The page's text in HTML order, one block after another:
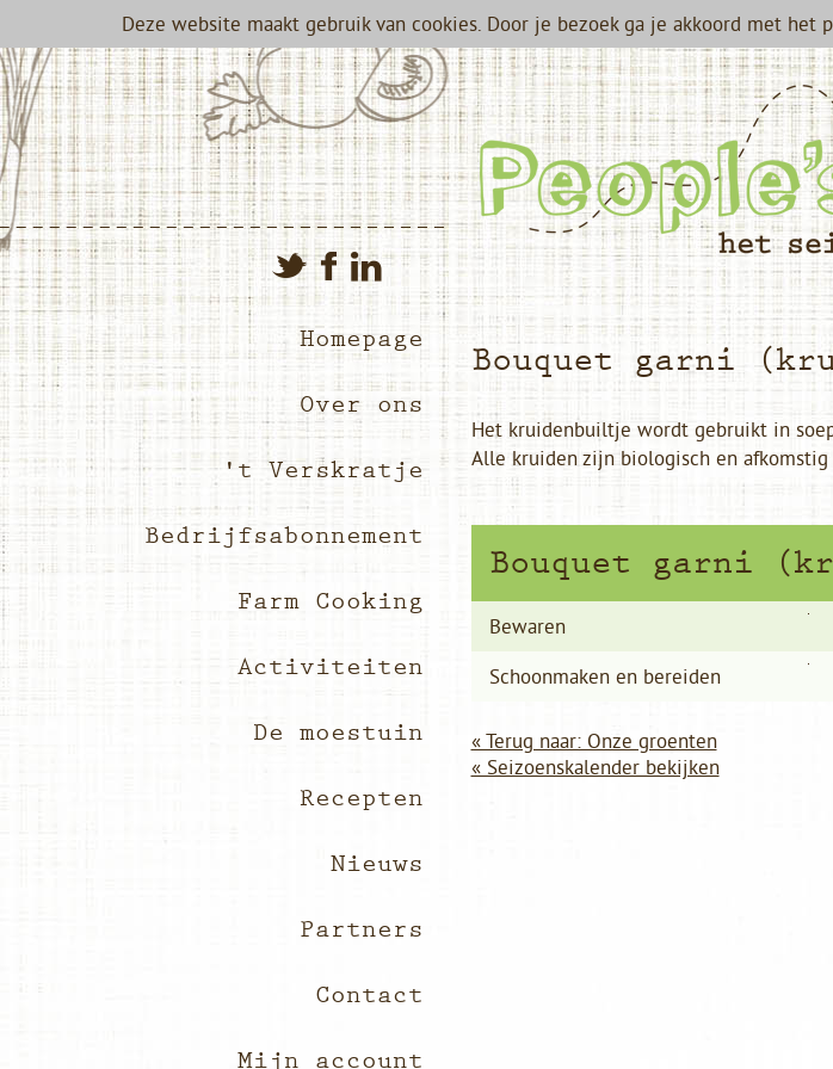
Deze website maakt gebruik van cookies. Door je bezoek ga je akkoord met het
Homepage
Over ons
't Verskratje
Bedrijfsabonnement
Farm Cooking
Activiteiten
De moestuin
Recepten
Nieuws
Partners
Contact
Mijn account
Bouquet garni
Het kruidenbuiltje wordt gebruikt in
Alle kruiden zijn biologisch en
Bouquet garni
Bewaren
Schoonmaken en bereiden
« Terug naar: Onze groenten
« Seizoenskalender bekijken